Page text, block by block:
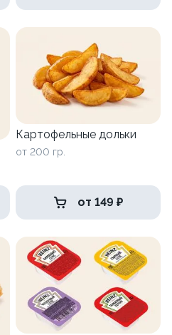
Картофельные дольки
от 200 гр.
от 149 ₽